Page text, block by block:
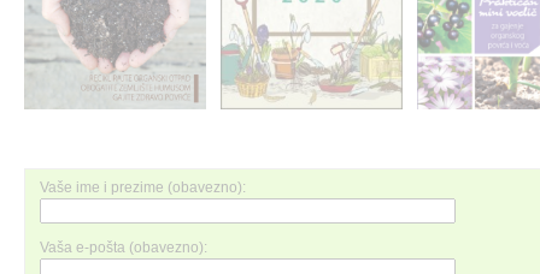
Vaše ime i prezime (obavezno):
Vaša e-pošta (obavezno):